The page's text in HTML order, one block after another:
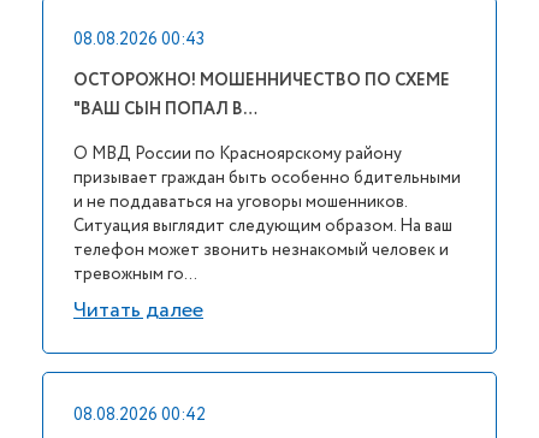
08.08.2026 00:43
ОСТОРОЖНО! МОШЕННИЧЕСТВО ПО СХЕМЕ
"ВАШ СЫН ПОПАЛ В…
О МВД России по Красноярскому району
призывает граждан быть особенно бдительными
и не поддаваться на уговоры мошенников.
Ситуация выглядит следующим образом. На ваш
телефон может звонить незнакомый человек и
тревожным го...
Читать далее
08.08.2026 00:42